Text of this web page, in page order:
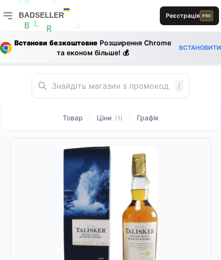
L
L
0
B L
L
A
E
A
BADSELLER
BADSELLER — порівняння цін і знижки
Реєстрація PRO
Встанови безкоштовне Розширення Chrome
та економ більше! 💰
ВСТАНОВИТИ
/
Товар Ціни (1) Графік